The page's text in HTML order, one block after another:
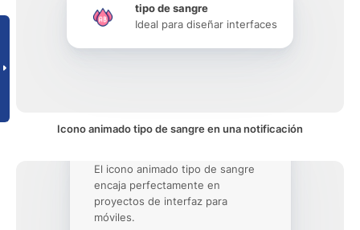
tipo de sangre
Ideal para diseñar interfaces
Icono animado tipo de sangre en una notificación
El icono animado tipo de sangre
encaja perfectamente en
proyectos de interfaz para
móviles.